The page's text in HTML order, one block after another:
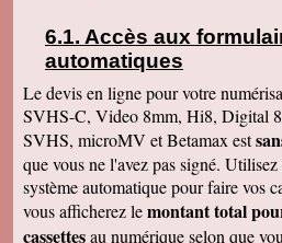
Nous sommes ravis et très
ce passé, ces images de
a plus de 20 ans, et de notre
infiniment. Bien
manquerai pas de
entreprise.
J'ai bien reçu la K7 et les
Merci
Cécile B.
J'ai bien reçu le DVD et le
Accès aux
automatiques
Le devis en ligne pour votre
SVHS-C, Video 8mm, Hi8, Digital
SVHS, microMV et Betamax est
que vous ne l'avez pas signé.
système automatique pour faire vos
vous afficherez lemontant total
cassettesau numérique selon que